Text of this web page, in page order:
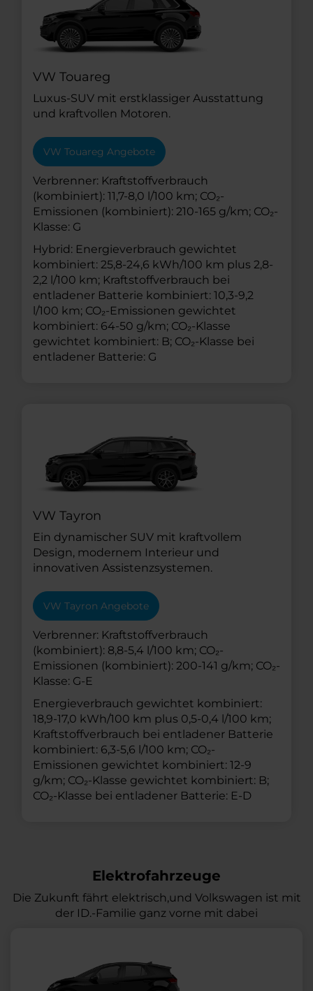
VW Touareg
Luxus-SUV mit erstklassiger Ausstattung
und kraftvollen Motoren.
VW Touareg Angebote
Verbrenner: Kraftstoffverbrauch
(kombiniert): 11,7-8,0 l/100 km; CO₂-
Emissionen (kombiniert): 210-165 g/km; CO₂-
Klasse: G
Hybrid: Energieverbrauch gewichtet
kombiniert: 25,8-24,6 kWh/100 km plus 2,8-
2,2 l/100 km; Kraftstoffverbrauch bei
entladener Batterie kombiniert: 10,3-9,2
l/100 km; CO₂-Emissionen gewichtet
kombiniert: 64-50 g/km; CO₂-Klasse
gewichtet kombiniert: B; CO₂-Klasse bei
entladener Batterie: G
VW Tayron
Ein dynamischer SUV mit kraftvollem
Design, modernem Interieur und
innovativen Assistenzsystemen.
VW Tayron Angebote
Verbrenner: Kraftstoffverbrauch
(kombiniert): 8,8-5,4 l/100 km; CO₂-
Emissionen (kombiniert): 200-141 g/km; CO₂-
Klasse: G-E
Energieverbrauch gewichtet kombiniert:
18,9-17,0 kWh/100 km plus 0,5-0,4 l/100 km;
Kraftstoffverbrauch bei entladener Batterie
kombiniert: 6,3-5,6 l/100 km; CO₂-
Emissionen gewichtet kombiniert: 12-9
g/km; CO₂-Klasse gewichtet kombiniert: B;
CO₂-Klasse bei entladener Batterie: E-D
Elektrofahrzeuge
Die Zukunft fährt elektrisch,und Volkswagen ist mit
der ID.-Familie ganz vorne mit dabei